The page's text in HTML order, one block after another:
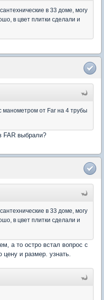
в 33 доме, могу
в цвет плитки сделали и
манометром от Far на 4 трубы
FAR выбрали?
в 33 доме, могу
в цвет плитки сделали и
а то остро встал вопрос с
цену и размер. узнать.